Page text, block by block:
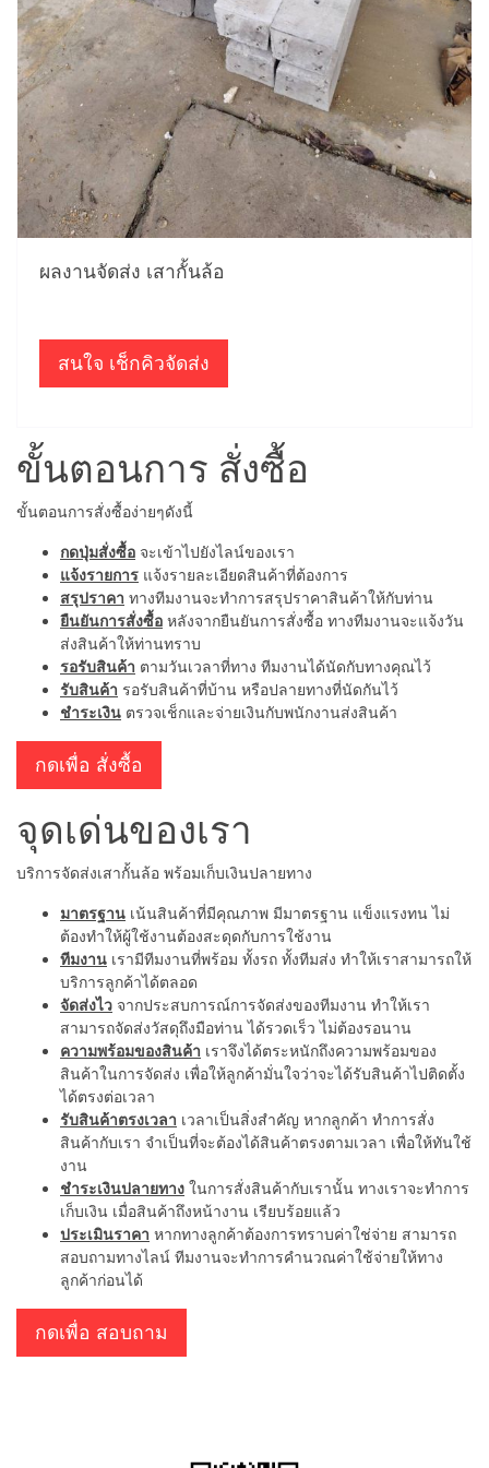
ผลงานจัดส่ง เสากั้นล้อ
สนใจ เช็กคิวจัดส่ง
ขั้นตอนการ สั่งซื้อ
ขั้นตอนการสั่งซื้อง่ายๆดังนี้
กดปุ่มสั่งซื้อ จะเข้าไปยังไลน์ของเรา
แจ้งรายการ แจ้งรายละเอียดสินค้าที่ต้องการ
สรุปราคา ทางทีมงานจะทำการสรุปราคาสินค้าให้กับท่าน
ยืนยันการสั่งซื้อ หลังจากยืนยันการสั่งซื้อ ทางทีมงานจะแจ้งวัน
ส่งสินค้าให้ท่านทราบ
รอรับสินค้า ตามวันเวลาที่ทาง ทีมงานได้นัดกับทางคุณไว้
รับสินค้า รอรับสินค้าที่บ้าน หรือปลายทางที่นัดกันไว้
ชำระเงิน ตรวจเช็กและจ่ายเงินกับพนักงานส่งสินค้า
กดเพื่อ สั่งซื้อ
จุดเด่นของเรา
บริการจัดส่งเสากั้นล้อ พร้อมเก็บเงินปลายทาง
มาตรฐาน เน้นสินค้าที่มีคุณภาพ มีมาตรฐาน แข็งแรงทน ไม่
ต้องทำให้ผู้ใช้งานต้องสะดุดกับการใช้งาน
ทีมงาน เรามีทีมงานที่พร้อม ทั้งรถ ทั้งทีมส่ง ทำให้เราสามารถให้
บริการลูกค้าได้ตลอด
จัดส่งไว จากประสบการณ์การจัดส่งของทีมงาน ทำให้เรา
สามารถจัดส่งวัสดุถึงมือท่าน ได้รวดเร็ว ไม่ต้องรอนาน
ความพร้อมของสินค้า เราจึงได้ตระหนักถึงความพร้อมของ
สินค้าในการจัดส่ง เพื่อให้ลูกค้ามั่นใจว่าจะได้รับสินค้าไปติดตั้ง
ได้ตรงต่อเวลา
รับสินค้าตรงเวลา เวลาเป็นสิ่งสำคัญ หากลูกค้า ทำการสั่ง
สินค้ากับเรา จำเป็นที่จะต้องได้สินค้าตรงตามเวลา เพื่อให้ทันใช้
งาน
ชำระเงินปลายทาง ในการสั่งสินค้ากับเรานั้น ทางเราจะทำการ
เก็บเงิน เมื่อสินค้าถึงหน้างาน เรียบร้อยแล้ว
ประเมินราคา หากทางลูกค้าต้องการทราบค่าใช่จ่าย สามารถ
สอบถามทางไลน์ ทีมงานจะทำการคำนวณค่าใช้จ่ายให้ทาง
ลูกค้าก่อนได้
กดเพื่อ สอบถาม